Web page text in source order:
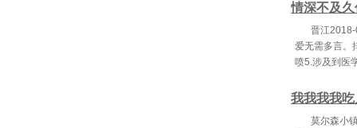
情深不及
晋江
爱无需多言。
喷5.涉及到医
我我我我
莫尔森小